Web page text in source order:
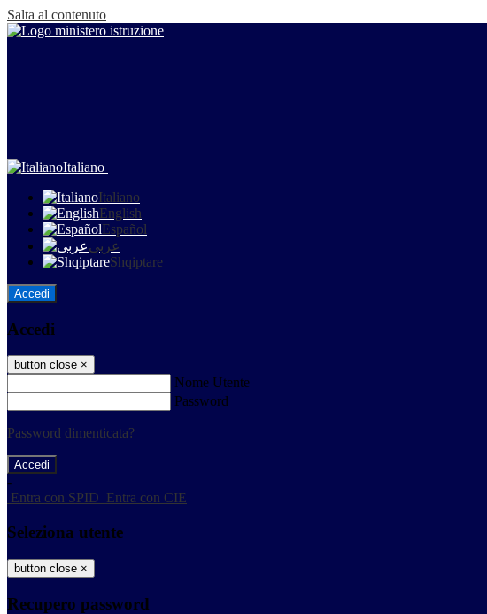
Salta al contenuto
Italiano
Italiano
English
Español
عربى
Shqiptare
Accedi
Accedi
button close ×
Nome Utente
Password
Password dimenticata?
-
Entra con SPID Entra con CIE
Seleziona utente
button close ×
Recupero password